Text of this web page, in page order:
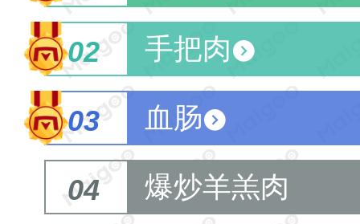
02 手把肉
03 血肠
04 爆炒羊羔肉